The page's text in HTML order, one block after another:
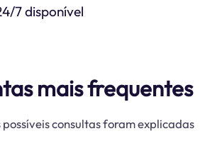
7 disponível
mais frequentes
consultas foram explicadas